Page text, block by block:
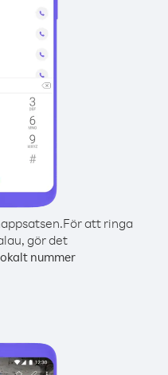
För att ringa
gör det
nummer